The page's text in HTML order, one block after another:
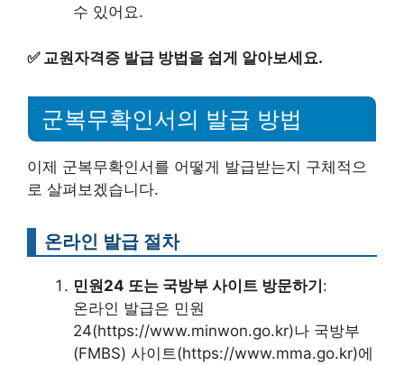
수 있어요.
✅ 교원자격증 발급 방법을 쉽게 알아보세요.
군복무확인서의 발급 방법
이제 군복무확인서를 어떻게 발급받는지 구체적으
로 살펴보겠습니다.
온라인 발급 절차
민원24 또는 국방부 사이트 방문하기:
온라인 발급은 민원
24(https://www.minwon.go.kr)나 국방부
(FMBS) 사이트(https://www.mma.go.kr)에